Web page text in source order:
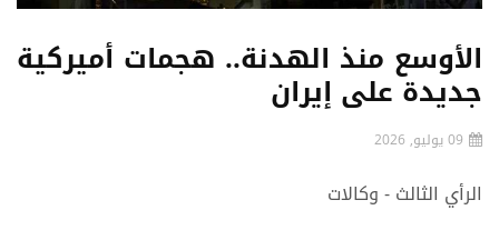
الأوسع منذ الهدنة.. هجمات أميركية
جديدة على إيران
09 يوليو, 2026
الرأي الثالث - وكالات